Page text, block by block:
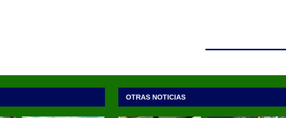
OTRAS NOTICIAS